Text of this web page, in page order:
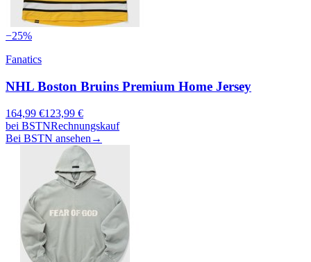
−25%
Fanatics
NHL Boston Bruins Premium Home Jersey
164,99 €123,99 €
bei BSTNRechnungskauf
Bei BSTN ansehen →